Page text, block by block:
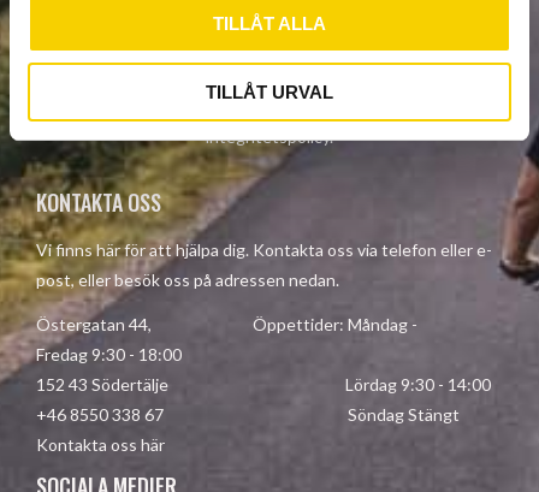
TILLÅT ALLA
TILLÅT URVAL
PRENUMERERA
integritetspolicy.
KONTAKTA OSS
Vi finns här för att hjälpa dig. Kontakta oss via telefon eller e-
post, eller besök oss på adressen nedan.
Östergatan 44, Öppettider: Måndag -
Fredag 9:30 - 18:00
152 43 Södertälje Lördag 9:30 - 14:00
+46 8550 338 67 Söndag Stängt
Kontakta oss här